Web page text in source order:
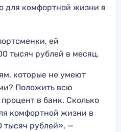
для комфортной жизни в
ей
тысяч рублей в месяц.
которые не умеют
Положить всю
в банк. Сколько
комфортной жизни в
тысяч рублей», —